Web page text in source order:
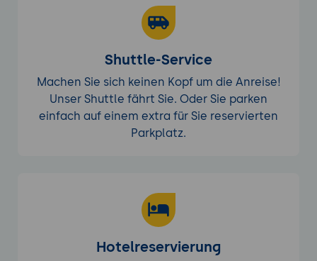
Shuttle-Service
Machen Sie sich keinen Kopf um die Anreise!
Unser Shuttle fährt Sie. Oder Sie parken
einfach auf einem extra für Sie reservierten
Parkplatz.
Hotelreservierung